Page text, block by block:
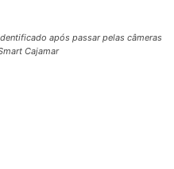
após passar pelas câmeras
Cajamar